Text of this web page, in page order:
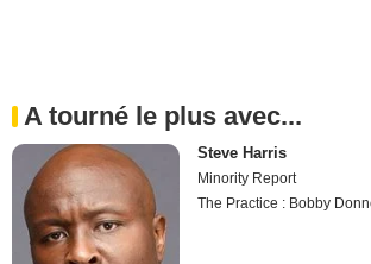
A tourné le plus avec...
Steve Harris
Minority Report
The Practice : Bobby